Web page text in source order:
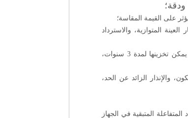
على القيمة المقاسة؛
المتوازية، والاسترداد
مع وظيفة تسجيل سجل العملية لأداة التحليل، يتم تسجيل حساب البيانات مرة واحدة كل ساعة، والتي يمكن تخزينها لمدة 3 سنوات،
والإنذار الزائد عن الحد،
المتفاعلة المتبقية في الجهاز